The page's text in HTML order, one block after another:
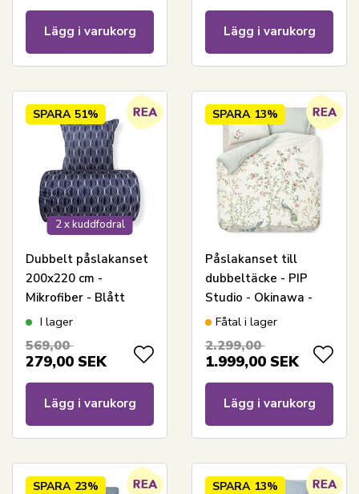
Lägg i varukorg Lägg i varukorg
2 x kuddfodral
SPARA 51%
Dubbelt påslakanset
200x220 cm -
Mikrofiber - Blått
wave-print
I lager
569,00
279,00 SEK
Lägg i varukorg
SPARA 13%
Påslakanset till
dubbeltäcke - PIP
Studio - Okinawa -
White - 200x220 cm
Fåtal i lager
2.299,00
1.999,00 SEK
Lägg i varukorg
SPARA 23% SPARA 13%